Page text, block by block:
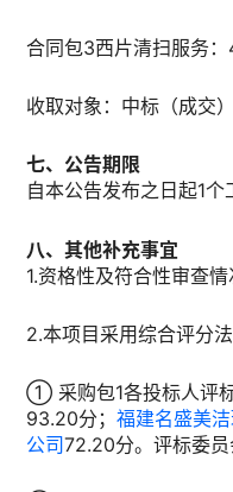
合同包3西片清扫服务
收取对象：中标（成交
七、公告期限
自本公告发布之日起1个
八、其他补充事宜
1.资格性及符合性审查
2.本项目采用综合评分法
① 采购包1各投标人评标
93.20分； 福建名盛美
公司72.20分。评标委